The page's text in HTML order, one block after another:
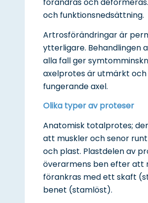
och funktionsnedsättning.
Artrosförändringar är
ytterligare. Behandlingen
alla fall ger
axelprotes är utmärkt
fungerande axel.
Olika typer av proteser
Anatomisk totalprotes;
att muskler och senor
och plast. Plastdelen av
överarmens ben efter att
förankras med ett skaft
benet (stamlöst).